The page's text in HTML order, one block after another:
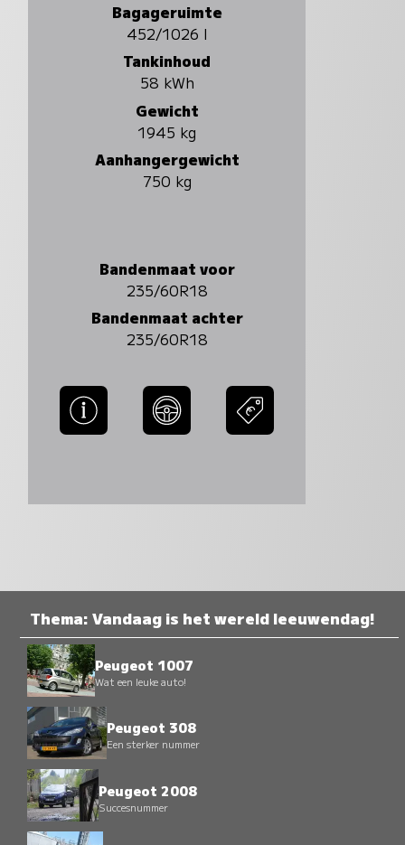
Bagageruimte
452/1026 l
Tankinhoud
58 kWh
Gewicht
1945 kg
Aanhangergewicht
750 kg
Bandenmaat voor
235/60R18
Bandenmaat achter
235/60R18
Thema: Vandaag is het wereld leeuwendag!
Peugeot 1007
Wat een leuke auto!
Peugeot 308
Een sterker nummer
Peugeot 2008
Succesnummer